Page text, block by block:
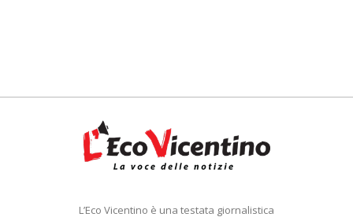
L’Eco Vicentino è una testata giornalistica